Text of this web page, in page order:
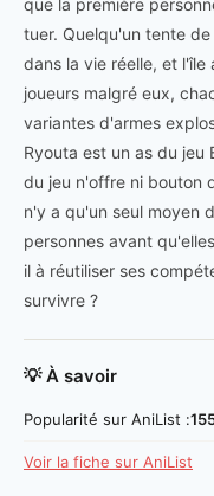
tuer. Quelqu'un tente
dans la vie réelle, et
joueurs malgré eux,
variantes d'armes
Ryouta est un as du jeu
du jeu n'offre ni bouton
n'y a qu'un seul moyen
personnes avant
il à réutiliser ses
survivre ?
💡 À savoir
Popularité sur AniList :
Voir la fiche sur AniList